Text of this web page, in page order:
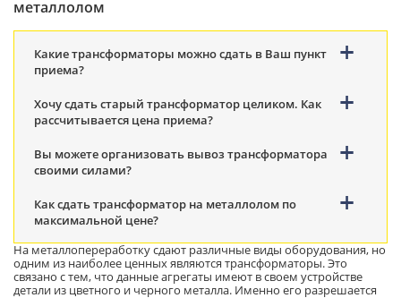
На металлопереработку сдают различные виды оборудования, но
одним из наиболее ценных являются трансформаторы. Это
связано с тем, что данные агрегаты имеют в своем устройстве
детали из цветного и черного металла. Именно его разрешается
металлолом
Какие трансформаторы можно сдать в Ваш пункт
приема?
Хочу сдать старый трансформатор целиком. Как
рассчитывается цена приема?
Вы можете организовать вывоз трансформатора
своими силами?
Как сдать трансформатор на металлолом по
максимальной цене?